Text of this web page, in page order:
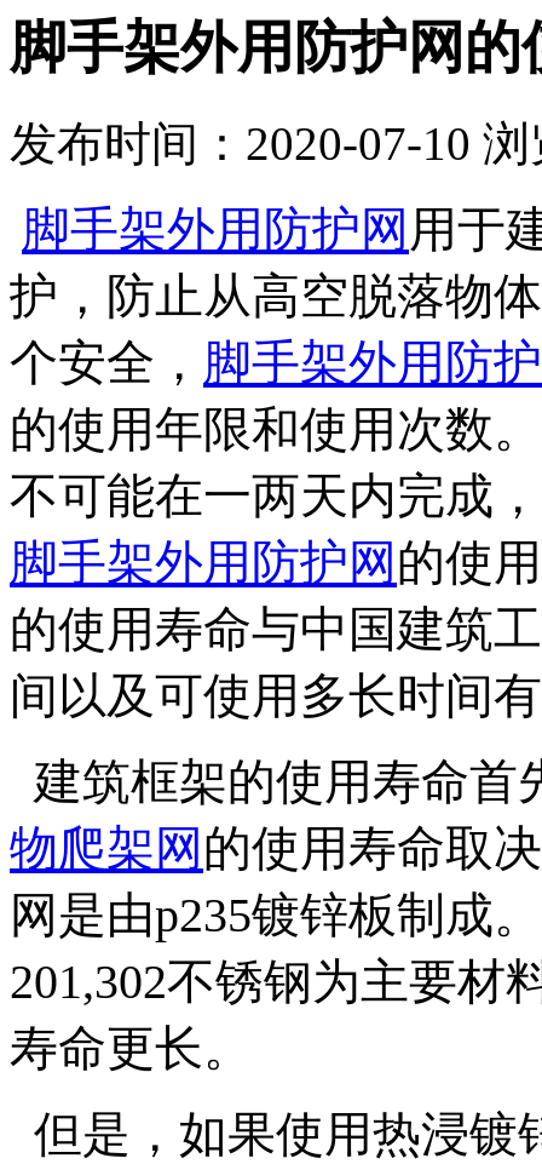
脚手架外用防护网的
发布时间：2020-07-10 浏
脚手架外用防护网 用于
护，防止从高空脱落物
个安全， 脚手架外用防
的使用年限和使用次数
不可能在一两天内完成
脚手架外用防护网 的使
的使用寿命与中国建筑
间以及可使用多长时间
建筑框架的使用寿命
物爬架网 的使用寿命取
网是由p235镀锌板制成
201,302不锈钢为主要材
寿命更长。
但是，如果使用热浸镀